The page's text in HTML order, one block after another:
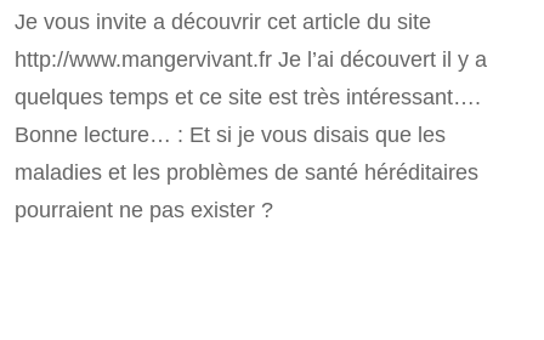
Je vous invite a découvrir cet article du site
http://www.mangervivant.fr Je l’ai découvert il y a
quelques temps et ce site est très intéressant….
Bonne lecture… : Et si je vous disais que les
maladies et les problèmes de santé héréditaires
pourraient ne pas exister ?